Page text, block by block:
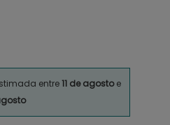
entre11 de agostoe